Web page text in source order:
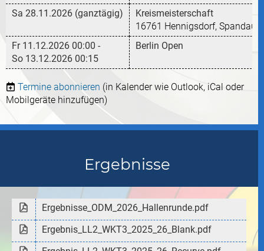
Sa 28.11.2026 (ganztägig)
Kreismeisterschaft
16761 Hennigsdorf,
Fr 11.12.2026 00:00 -
So 13.12.2026 00:15
Berlin Open
Termine abonnieren (in Kalender wie Outlook, iCal oder
Mobilgeräte hinzufügen)
Ergebnisse
Ergebnisse_ODM_2026_Hallenrunde.pdf
Ergebnis_LL2_WKT3_2025_26_Blank.pdf